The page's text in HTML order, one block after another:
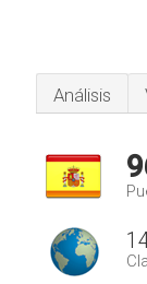
Análisis